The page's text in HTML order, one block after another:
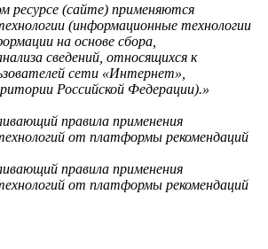
ресурсе (сайте) применяются
(информационные технологии
на основе сбора,
сведений, относящихся к
сети «Интернет»,
Российской Федерации).»
правила применения
от платформы рекомендаций
правила применения
от платформы рекомендаций